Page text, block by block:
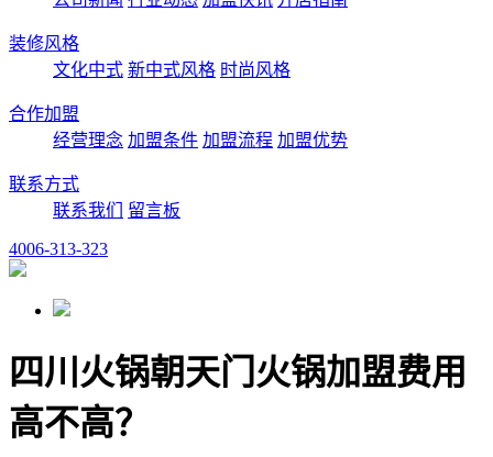
装修风格
文化中式 新中式风格 时尚风格
合作加盟
经营理念 加盟条件 加盟流程 加盟优势
联系方式
联系我们
留言板
4006-313-323
四川火锅朝天门火锅加盟费用
高不高？